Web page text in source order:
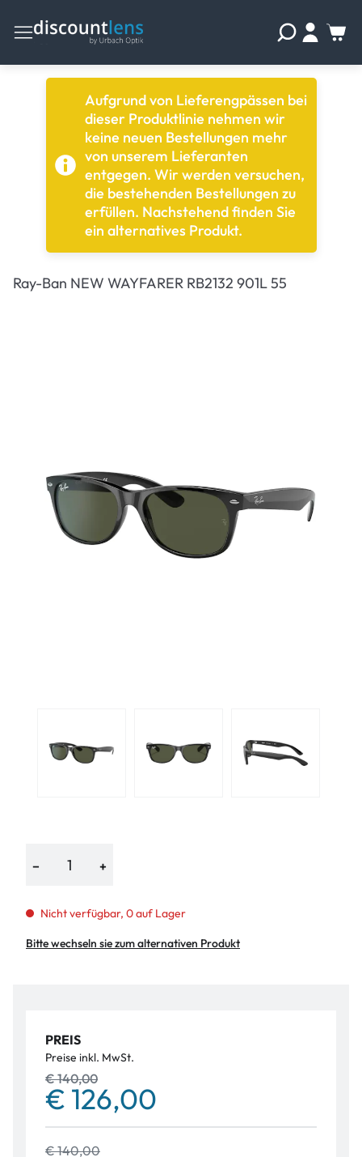
Aufgrund von Lieferengpässen bei
dieser Produktlinie nehmen wir
keine neuen Bestellungen mehr
von unserem Lieferanten
entgegen. Wir werden versuchen,
die bestehenden Bestellungen zu
erfüllen. Nachstehend finden Sie
ein alternatives Produkt.
Ray-Ban NEW WAYFARER RB2132 901L 55
− +
Nicht verfügbar, 0 auf Lager
Bitte wechseln sie zum alternativen Produkt
PREIS
Preise inkl. MwSt.
€ 140,00
€ 126,00
€ 140,00